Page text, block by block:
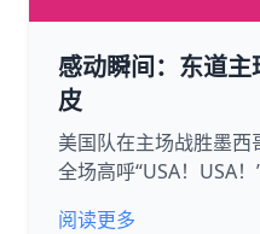
感动瞬间：东道
皮
美国队在主场战胜墨西
全场高呼“USA！USA！
阅读更多